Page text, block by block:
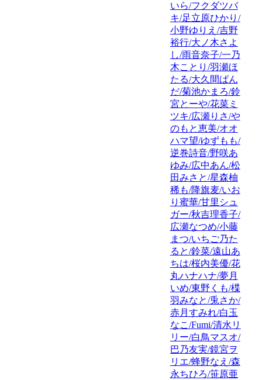
いら/フクダツバ
キ/足立原ひかり/
小野ゆりえ/吉野
裕行/大ノ木さよ
し/雨音奈子/一乃
木ことり/羽瀬ほ
たる/大久間ぱん
だ/菊池かまろ/鈴
宮とーや/花菜ミ
ツキ/広瀬りさ/や
のもと恵美/オオ
ハマ望/ゆずもも/
逆巻詩音/野咲あ
ゆみ/広中あん/松
田みさと/星森柚
稀も/降旗麦/いお
り蜜華/甘里シュ
ガー/秋吉理香子/
広瀬なつめ/小藤
まつ/いちご乃た
ると/鈴菜/遠山あ
ちは/桜内美優/花
丸ハナハナ/夢月
いめ/東野くも/楪
羽みなと/兎さか/
赤月すみれ/白玉
なこ/Fumi/清水リ
リー/白鳥マスオ/
巴乃友実/鏡宮ヲ
リエ/蜂野なえ/森
永ちひろ/笹原亜